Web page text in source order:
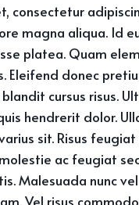
consectetur
magna aliqua. Id
platea. Quam
Eleifend donec
cursus risus.
hendrerit dolor.
sit. Risus
ac feugiat
Malesuada nunc
Vel risus